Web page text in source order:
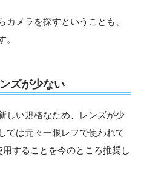
メラを探すということも、
。
ズが少ない
しい規格なため、レンズが少
ては元々一眼レフで使われて
することを今のところ推奨し